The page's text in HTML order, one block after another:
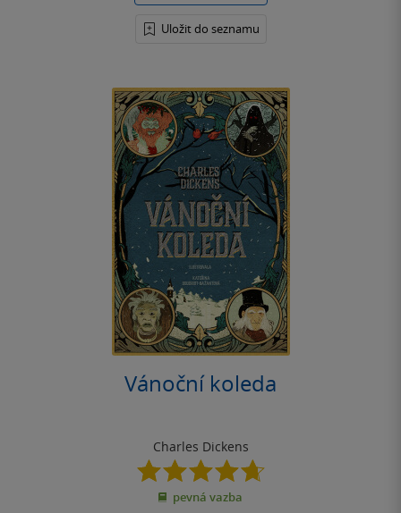
Uložit do seznamu
Vánoční koleda
Charles Dickens
4.7
z
5
pevná vazba